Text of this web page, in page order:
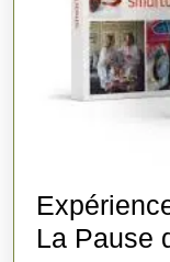
La Pause